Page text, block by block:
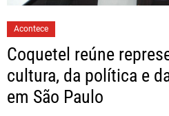
Acontece
Coquetel reúne
cultura, da política e
em São Paulo